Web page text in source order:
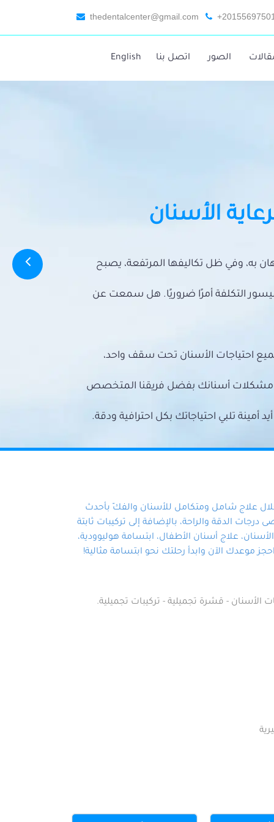
thedentalcenter@gmail.com
الصور اتصل بنا English
الأسنان
به، وفي ظل تكاليفها المرتفعة، يصبح
التكلفة أمرًا ضروريًا. هل سمعت عن
احتياجات الأسنان تحت سقف واحد،
مشكلات أسنانك بفضل فريقنا المتخصص
تلبي احتياجاتك بكل احترافية ودقة.
علاج شامل ومتكامل للأسنان والفكّ بأحدث
الدقة والراحة، بالإضافة إلى تركيبات ثابتة
علاج أسنان الأطفال، ابتسامة هوليوودية،
موعدك الآن وابدأ رحلتك نحو ابتسامة مثالية!
الأسنان - قشرة تجميلية - تركيبات تجميلية.